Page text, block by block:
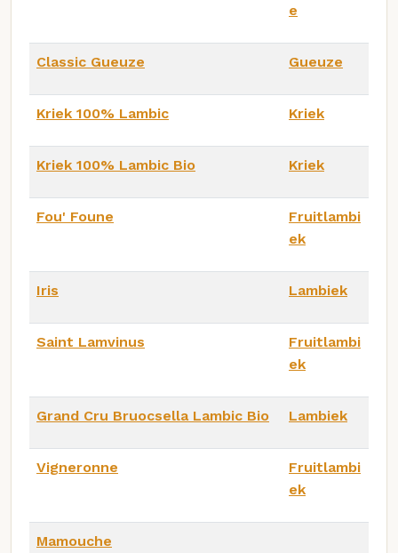
e
Classic Gueuze Gueuze
Kriek 100% Lambic Kriek
Kriek 100% Lambic Bio Kriek
Fou' Foune
Fruitlambi
ek
Iris Lambiek
Saint Lamvinus
Fruitlambi
ek
Grand Cru Bruocsella Lambic Bio Lambiek
Vigneronne
Fruitlambi
ek
Mamouche